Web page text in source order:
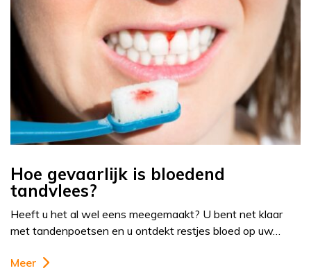
Hoe gevaarlijk is bloedend
tandvlees?
Heeft u het al wel eens meegemaakt? U bent net klaar
met tandenpoetsen en u ontdekt restjes bloed op uw…
Meer